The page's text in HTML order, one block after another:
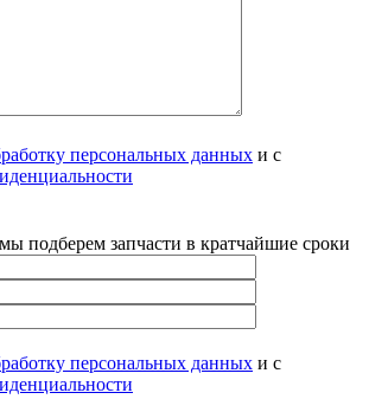
персональных данных и с
подберем запчасти в кратчайшие сроки
персональных данных и с